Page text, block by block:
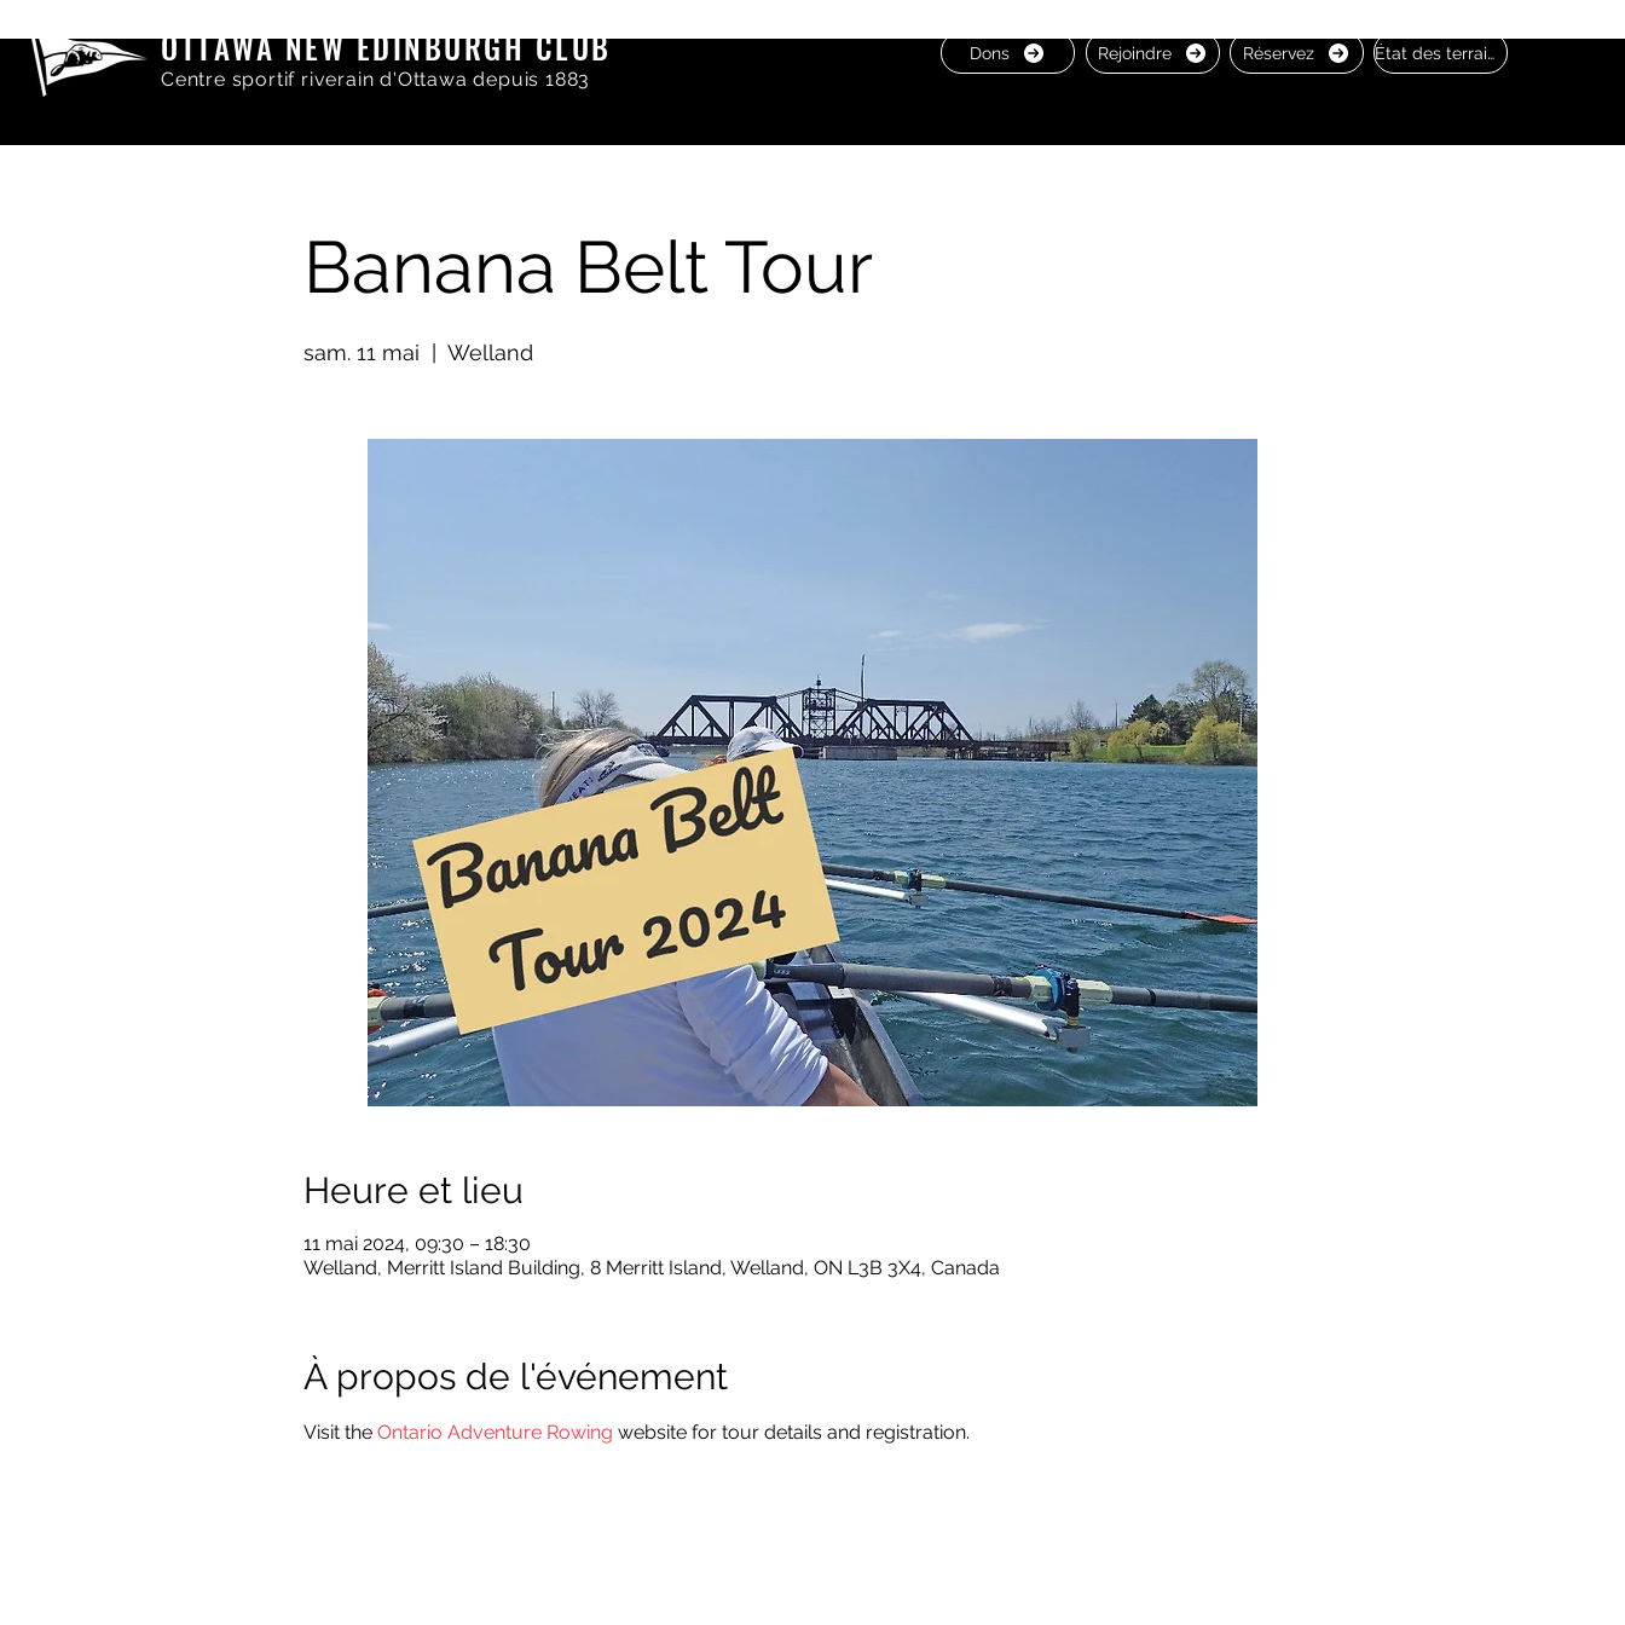
OTTAWA NEW EDINBURGH CLUB
Centre sportif riverain d'Ottawa depuis 1883
Dons Rejoindre Réservez État des terrains
Banana Belt Tour
sam. 11 mai Welland
Heure et lieu
11 mai 2024, 09:30 – 18:30
Welland, Merritt Island Building, 8 Merritt Island, Welland, ON L3B 3X4, Canada
À propos de l'événement
Visit the Ontario Adventure Rowing website for tour details and registration.